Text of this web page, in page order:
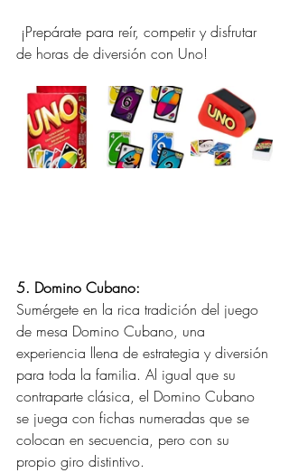
de horas de diversión con Uno!
5. Domino Cubano:
Sumérgete en la rica tradición del juego
de mesa Domino Cubano, una
experiencia llena de estrategia y diversión
para toda la familia. Al igual que su
contraparte clásica, el Domino Cubano
se juega con fichas numeradas que se
colocan en secuencia, pero con su
propio giro distintivo.